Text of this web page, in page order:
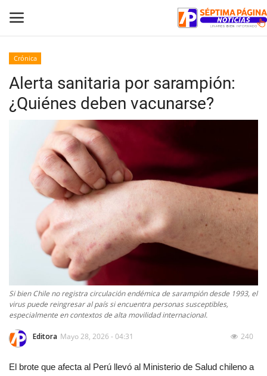
Inicio
Crónica
Tribunales
Política
Espectáculos
Crónica
Alerta sanitaria por sarampión:
¿Quiénes deben vacunarse?
Si bien Chile no registra circulación endémica de sarampión desde 1993, el
virus puede reingresar al país si encuentra personas susceptibles,
especialmente en contextos de alta movilidad internacional.
Editora Mayo 28, 2026 - 04:31 240
El brote que afecta al Perú llevó al Ministerio de Salud chileno a